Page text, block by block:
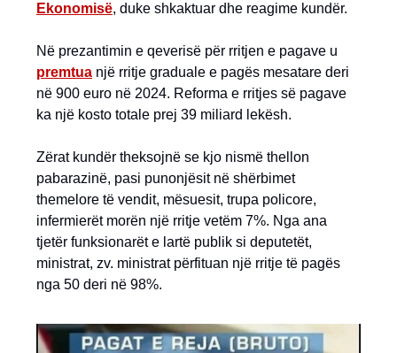
Ekonomisë, duke shkaktuar dhe reagime kundër.
Në prezantimin e qeverisë për rritjen e pagave u
premtua një rritje graduale e pagës mesatare deri
në 900 euro në 2024. Reforma e rritjes së pagave
ka një kosto totale prej 39 miliard lekësh.
Zërat kundër theksojnë se kjo nismë thellon
pabarazinë, pasi punonjësit në shërbimet
themelore të vendit, mësuesit, trupa policore,
infermierët morën një rritje vetëm 7%. Nga ana
tjetër funksionarët e lartë publik si deputetët,
ministrat, zv. ministrat përfituan një rritje të pagës
nga 50 deri në 98%.